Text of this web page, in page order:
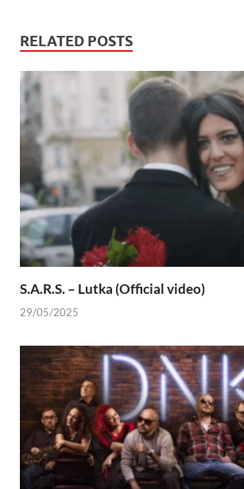
RELATED POSTS
S.A.R.S. – Lutka (Official video)
29/05/2025